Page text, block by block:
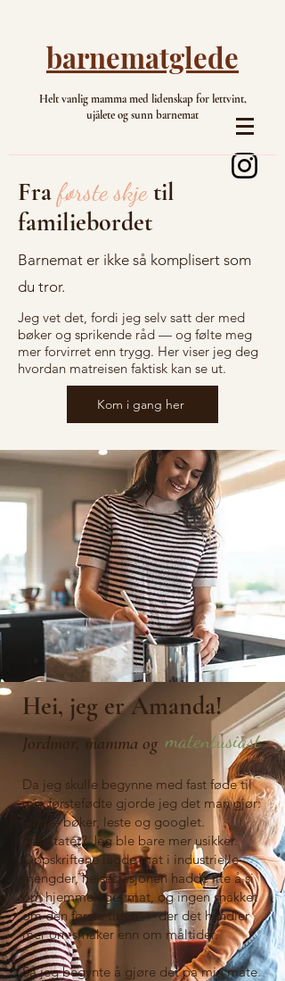
barnematglede
Helt vanlig mamma med lidenskap for lettvint,
ujålete og sunn barnemat
Fraførste skjetil
familiebordet
Barnemat er ikke så komplisert som
du tror.
Jeg vet det, fordi jeg selv satt der med
bøker og sprikende råd — og følte meg
mer forvirret enn trygg. Her viser jeg deg
hvordan matreisen faktisk kan se ut.
Kom i gang her
Hei, jeg er Amanda!
Jordmor, mamma og matentusiast
Da jeg skulle begynne med fast føde til
min førstefødte gjorde jeg det man gjør:
kjøpte bøker, leste og googlet.
Resultatet? Jeg ble bare mer usikker.
Oppskriftene lagde mat i industrielle
mengder, helsestasjonen hadde lite å si
om hjemmelaget mat, og ingen snakket
om den første tiden — der det handler
mer om smaker enn om måltider.
Så jeg begynte å gjøre det på min måte.